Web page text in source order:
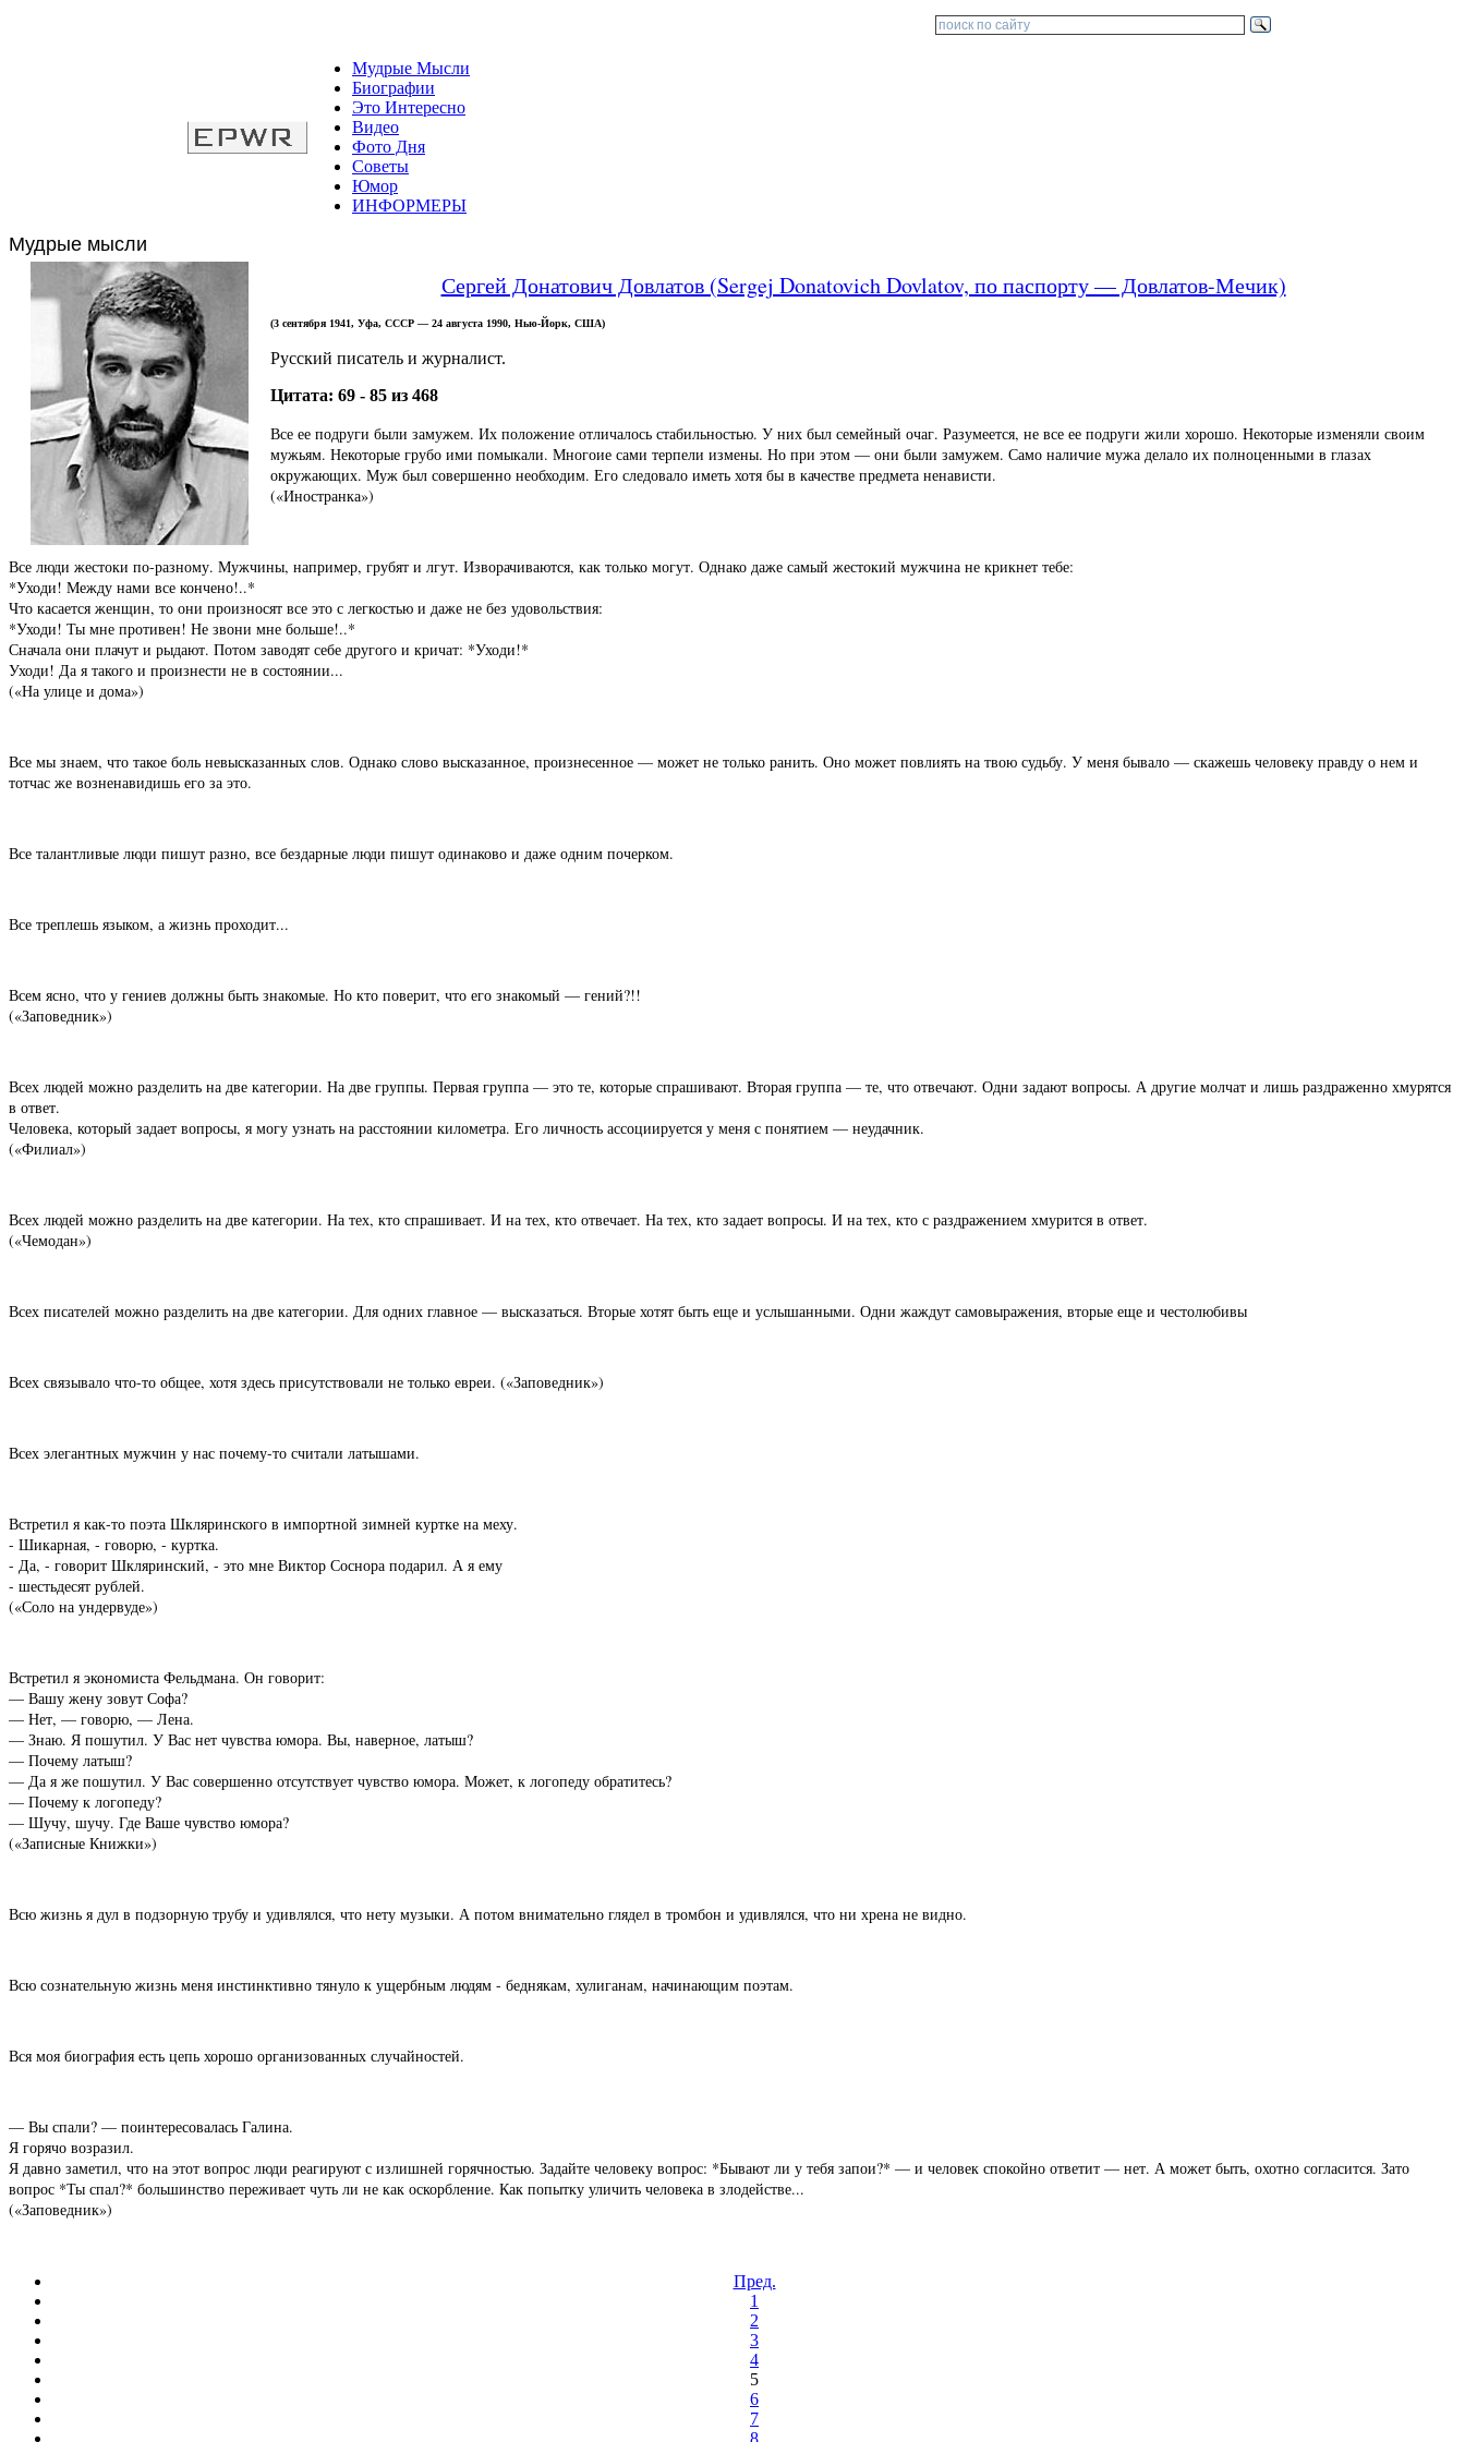
Мудрые Мысли
Биографии
Это Интересно
Видео
Фото Дня
Советы
Юмор
ИНФОРМЕРЫ
Мудрые мысли
Сергей Донатович Довлатов (Sergej Donatovich Dovlatov, по паспорту — Довлатов-Мечик)
(3 сентября 1941, Уфа, СССР — 24 августа 1990, Нью-Йорк, США)
Русский писатель и журналист.
Цитата: 69 - 85 из 468
Все ее подруги были замужем. Их положение отличалось стабильностью. У них был семейный очаг. Разумеется, не все ее подруги жили хорошо. Некоторые изменяли своим
мужьям. Некоторые грубо ими помыкали. Многоие сами терпели измены. Но при этом — они были замужем. Само наличие мужа делало их полноценными в глазах
окружающих. Муж был совершенно необходим. Его следовало иметь хотя бы в качестве предмета ненависти.
(«Иностранка»)
Все люди жестоки по-разному. Мужчины, например, грубят и лгут. Изворачиваются, как только могут. Однако даже самый жестокий мужчина не крикнет тебе:
*Уходи! Между нами все кончено!..*
Что касается женщин, то они произносят все это с легкостью и даже не без удовольствия:
*Уходи! Ты мне противен! Не звони мне больше!..*
Сначала они плачут и рыдают. Потом заводят себе другого и кричат: *Уходи!*
Уходи! Да я такого и произнести не в состоянии...
(«На улице и дома»)
Все мы знаем, что такое боль невысказанных слов. Однако слово высказанное, произнесенное — может не только ранить. Оно может повлиять на твою судьбу. У меня бывало — скажешь человеку правду о нем и
тотчас же возненавидишь его за это.
Все талантливые люди пишут разно, все бездарные люди пишут одинаково и даже одним почерком.
Все треплешь языком, а жизнь проходит...
Всем ясно, что у гениев должны быть знакомые. Но кто поверит, что его знакомый — гений?!!
(«Заповедник»)
Всех людей можно разделить на две категории. На две группы. Первая группа — это те, которые спрашивают. Вторая группа — те, что отвечают. Одни задают вопросы. А другие молчат и лишь раздраженно хмурятся
в ответ.
Человека, который задает вопросы, я могу узнать на расстоянии километра. Его личность ассоциируется у меня с понятием — неудачник.
(«Филиал»)
Всех людей можно разделить на две категории. На тех, кто спрашивает. И на тех, кто отвечает. На тех, кто задает вопросы. И на тех, кто с раздражением хмурится в ответ.
(«Чемодан»)
Всех писателей можно разделить на две категории. Для одних главное — высказаться. Вторые хотят быть еще и услышанными. Одни жаждут самовыражения, вторые еще и честолюбивы
Всех связывало что-то общее, хотя здесь присутствовали не только евреи. («Заповедник»)
Всех элегантных мужчин у нас почему-то считали латышами.
Встретил я как-то поэта Шкляринского в импортной зимней куртке на меху.
- Шикарная, - говорю, - куртка.
- Да, - говорит Шкляринский, - это мне Виктор Соснора подарил. А я ему
- шестьдесят рублей.
(«Соло на ундервуде»)
Встретил я экономиста Фельдмана. Он говорит:
— Вашу жену зовут Софа?
— Нет, — говорю, — Лена.
— Знаю. Я пошутил. У Вас нет чувства юмора. Вы, наверное, латыш?
— Почему латыш?
— Да я же пошутил. У Вас совершенно отсутствует чувство юмора. Может, к логопеду обратитесь?
— Почему к логопеду?
— Шучу, шучу. Где Ваше чувство юмора?
(«Записные Книжки»)
Всю жизнь я дул в подзорную трубу и удивлялся, что нету музыки. А потом внимательно глядел в тромбон и удивлялся, что ни хрена не видно.
Всю сознательную жизнь меня инстинктивно тянуло к ущербным людям - беднякам, хулиганам, начинающим поэтам.
Вся моя биография есть цепь хорошо организованных случайностей.
— Вы спали? — поинтересовалась Галина.
Я горячо возразил.
Я давно заметил, что на этот вопрос люди реагируют с излишней горячностью. Задайте человеку вопрос: *Бывают ли у тебя запои?* — и человек спокойно ответит — нет. А может быть, охотно согласится. Зато
вопрос *Ты спал?* большинство переживает чуть ли не как оскорбление. Как попытку уличить человека в злодействе...
(«Заповедник»)
Пред.
1
2
3
4
5
6
7